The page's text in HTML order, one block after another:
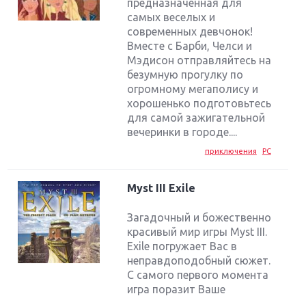
предназначенная для
самых веселых и
современных девчонок!
Вместе с Барби, Челси и
Мэдисон отправляйтесь на
безумную прогулку по
огромному мегаполису и
хорошенько подготовьтесь
для самой зажигательной
вечеринки в городе....
приключения PC
Myst III Exile
Загадочный и божественно
красивый мир игры Myst III.
Exile погружает Вас в
неправдоподобный сюжет.
С самого первого момента
игра поразит Ваше